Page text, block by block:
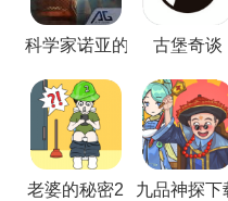
决定着不同的结果;
2、细心的观察周围的环
的道具，从危险中逃离;
3、丰富的游戏场景等你
心谨慎的开始生存。
游戏的挑战性和趣味性。
科学家诺亚的奇妙古堡奇谈
老婆的秘密2 九品神探下